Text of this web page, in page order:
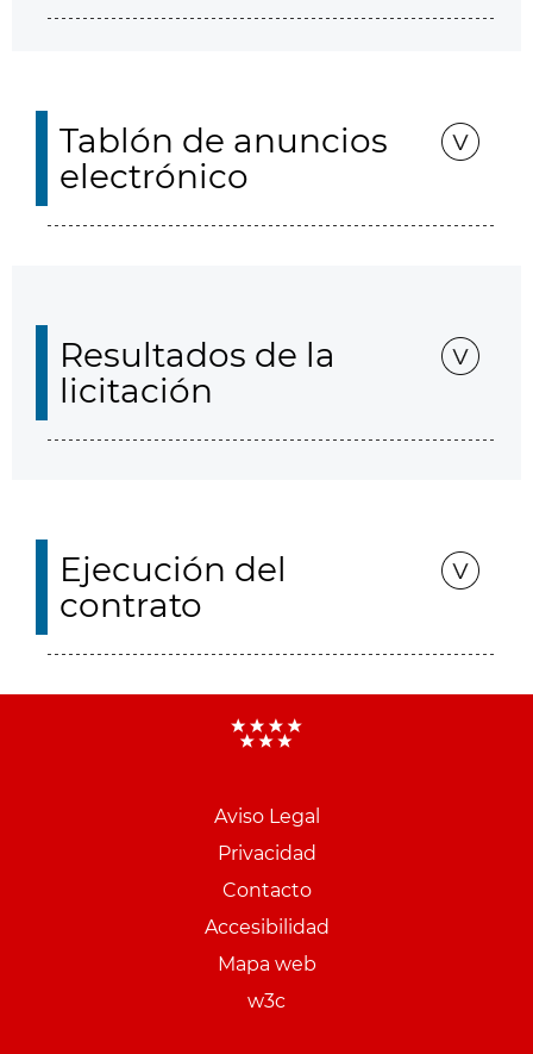
Tablón de anuncios
electrónico
Resultados de la
licitación
Ejecución del
contrato
Aviso Legal
Privacidad
Contacto
Accesibilidad
Mapa web
w3c